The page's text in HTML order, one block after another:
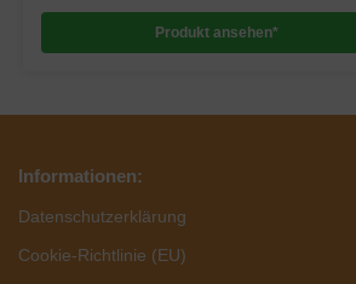
Produkt ansehen*
Informationen:
Datenschutzerklärung
Cookie-Richtlinie (EU)